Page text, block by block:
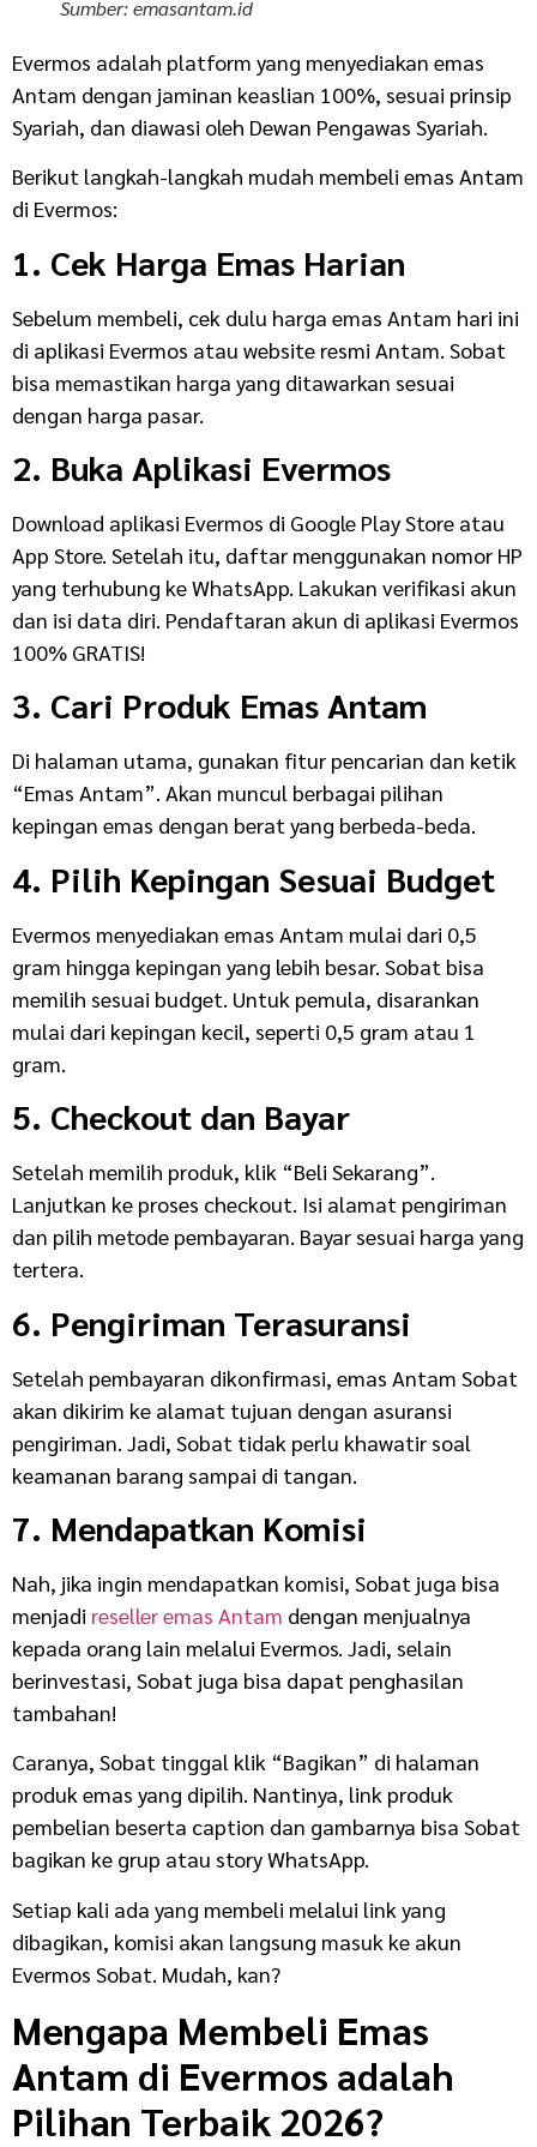
Sumber: emasantam.id
Evermos adalah platform yang menyediakan emas
Antam dengan jaminan keaslian 100%, sesuai prinsip
Syariah, dan diawasi oleh Dewan Pengawas Syariah.
Berikut langkah-langkah mudah membeli emas Antam
di Evermos:
1. Cek Harga Emas Harian
Sebelum membeli, cek dulu harga emas Antam hari ini
di aplikasi Evermos atau website resmi Antam. Sobat
bisa memastikan harga yang ditawarkan sesuai
dengan harga pasar.
2. Buka Aplikasi Evermos
Download aplikasi Evermos di Google Play Store atau
App Store. Setelah itu, daftar menggunakan nomor HP
yang terhubung ke WhatsApp. Lakukan verifikasi akun
dan isi data diri. Pendaftaran akun di aplikasi Evermos
100% GRATIS!
3. Cari Produk Emas Antam
Di halaman utama, gunakan fitur pencarian dan ketik
“Emas Antam”. Akan muncul berbagai pilihan
kepingan emas dengan berat yang berbeda-beda.
4. Pilih Kepingan Sesuai Budget
Evermos menyediakan emas Antam mulai dari 0,5
gram hingga kepingan yang lebih besar. Sobat bisa
memilih sesuai budget. Untuk pemula, disarankan
mulai dari kepingan kecil, seperti 0,5 gram atau 1
gram.
5. Checkout dan Bayar
Setelah memilih produk, klik “Beli Sekarang”.
Lanjutkan ke proses checkout. Isi alamat pengiriman
dan pilih metode pembayaran. Bayar sesuai harga yang
tertera.
6. Pengiriman Terasuransi
Setelah pembayaran dikonfirmasi, emas Antam Sobat
akan dikirim ke alamat tujuan dengan asuransi
pengiriman. Jadi, Sobat tidak perlu khawatir soal
keamanan barang sampai di tangan.
7. Mendapatkan Komisi
Nah, jika ingin mendapatkan komisi, Sobat juga bisa
menjadi reseller emas Antam dengan menjualnya
kepada orang lain melalui Evermos. Jadi, selain
berinvestasi, Sobat juga bisa dapat penghasilan
tambahan!
Caranya, Sobat tinggal klik “Bagikan” di halaman
produk emas yang dipilih. Nantinya, link produk
pembelian beserta caption dan gambarnya bisa Sobat
bagikan ke grup atau story WhatsApp.
Setiap kali ada yang membeli melalui link yang
dibagikan, komisi akan langsung masuk ke akun
Evermos Sobat. Mudah, kan?
Mengapa Membeli Emas
Antam di Evermos adalah
Pilihan Terbaik 2026?